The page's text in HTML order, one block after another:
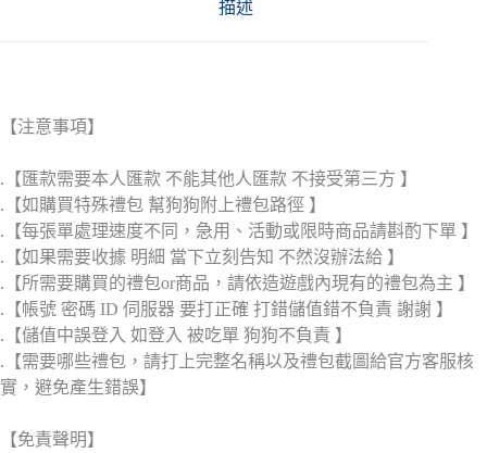
描述
【注意事項】
.【匯款需要本人匯款 不能其他人匯款 不接受第三方 】
.【如購買特殊禮包 幫狗狗附上禮包路徑 】
.【每張單處理速度不同，急用、活動或限時商品請斟酌下單 】
.【如果需要收據 明細 當下立刻告知 不然沒辦法給 】
.【所需要購買的禮包or商品，請依造遊戲內現有的禮包為主 】
.【帳號 密碼 ID 伺服器 要打正確 打錯儲值錯不負責 謝謝 】
.【儲值中誤登入 如登入 被吃單 狗狗不負責 】
.【需要哪些禮包，請打上完整名稱以及禮包截圖給官方客服核
實，避免產生錯誤】
【免責聲明】